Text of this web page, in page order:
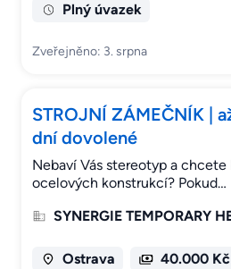
Plný úvazek
Zveřejněno: 3. srpna
STROJNÍ ZÁMEČNÍK |
dní dovolené
Nebaví Vás stereotyp a
ocelových konstrukcí? Pokud…
SYNERGIE TEMPORARY
Ostrava 40.000 Kč